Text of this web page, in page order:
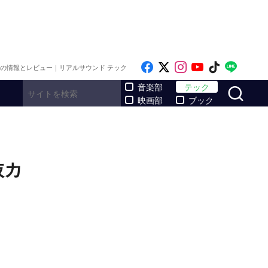
情報とレビュー｜リアルサウンド テック Like on Facebook
Follow on x
Follow on
Follow on
Follow
音楽部
映画部
テック
ブック